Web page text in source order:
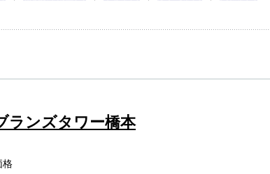
ランズタワー橋本
格